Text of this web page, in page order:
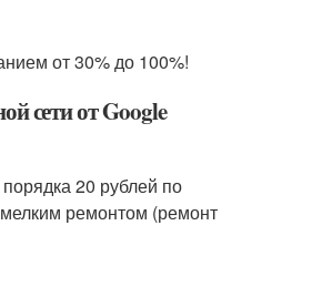
от 30% до 100%!
сети от Google
20 рублей по
ремонтом (ремонт